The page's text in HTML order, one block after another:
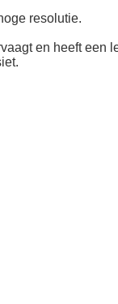
resolutie.
en heeft een